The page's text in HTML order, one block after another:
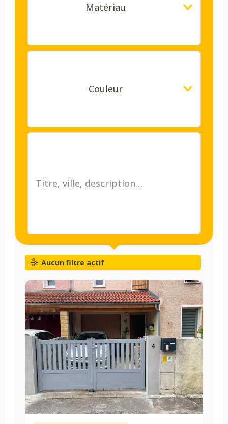
Matériau
Couleur
Aucun filtre actif